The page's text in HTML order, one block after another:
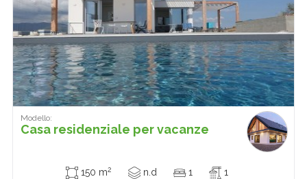
Modello:
Casa residenziale per vacanze
150 m2 n.d 1 1